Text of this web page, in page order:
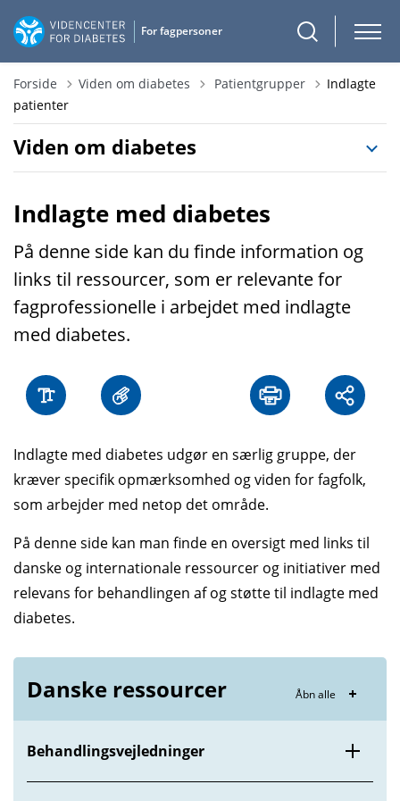
Forside Viden om diabetes Tilbage til
Patientgrupper
Indlagte
patienter
Viden om diabetes
Indlagte med diabetes
På denne side kan du finde information og
links til ressourcer, som er relevante for
fagprofessionelle i arbejdet med indlagte
med diabetes.
Indlagte med diabetes udgør en særlig gruppe, der
kræver specifik opmærksomhed og viden for fagfolk,
som arbejder med netop det område.
På denne side kan man finde en oversigt med links til
danske og internationale ressourcer og initiativer med
relevans for behandlingen af og støtte til indlagte med
diabetes.
Danske ressourcer Åbn alle
Behandlingsvejledninger